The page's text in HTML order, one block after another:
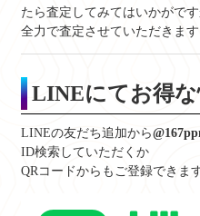
たら査定してみてはいかがです
全力で査定させていただきます
LINEにてお得な
LINEの友だち追加から
ID検索していただくか
QRコードからもご登録できま